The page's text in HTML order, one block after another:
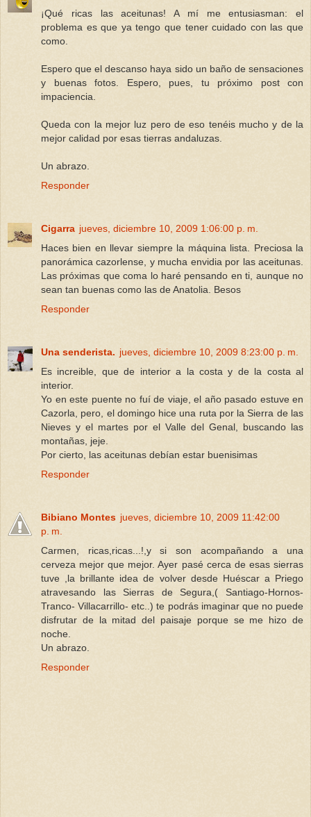
¡Qué ricas las aceitunas! A mí me entusiasman: el
problema es que ya tengo que tener cuidado con las que
como.
Espero que el descanso haya sido un baño de sensaciones
y buenas fotos. Espero, pues, tu próximo post con
impaciencia.
Queda con la mejor luz pero de eso tenéis mucho y de la
mejor calidad por esas tierras andaluzas.
Un abrazo.
Responder
Cigarra jueves, diciembre 10, 2009 1:06:00 p. m.
Haces bien en llevar siempre la máquina lista. Preciosa la
panorámica cazorlense, y mucha envidia por las aceitunas.
Las próximas que coma lo haré pensando en ti, aunque no
sean tan buenas como las de Anatolia. Besos
Responder
Una senderista. jueves, diciembre 10, 2009 8:23:00 p. m.
Es increible, que de interior a la costa y de la costa al
interior.
Yo en este puente no fuí de viaje, el año pasado estuve en
Cazorla, pero, el domingo hice una ruta por la Sierra de las
Nieves y el martes por el Valle del Genal, buscando las
montañas, jeje.
Por cierto, las aceitunas debían estar buenisimas
Responder
Bibiano Montes jueves, diciembre 10, 2009 11:42:00
p. m.
Carmen, ricas,ricas...!,y si son acompañando a una
cerveza mejor que mejor. Ayer pasé cerca de esas sierras
tuve ,la brillante idea de volver desde Huéscar a Priego
atravesando las Sierras de Segura,( Santiago-Hornos-
Tranco- Villacarrillo- etc..) te podrás imaginar que no puede
disfrutar de la mitad del paisaje porque se me hizo de
noche.
Un abrazo.
Responder